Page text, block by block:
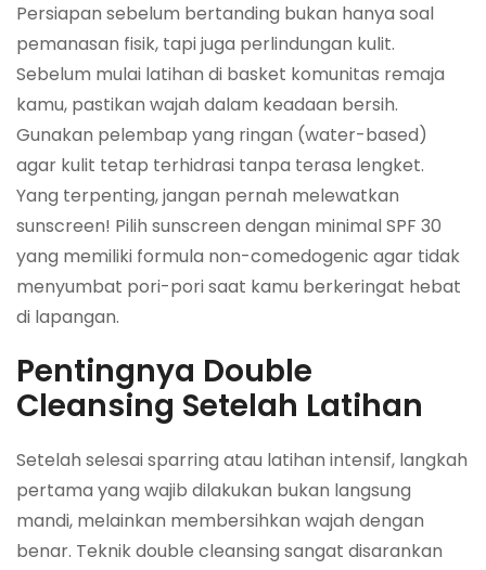
Persiapan sebelum bertanding bukan hanya soal
pemanasan fisik, tapi juga perlindungan kulit.
Sebelum mulai latihan di basket komunitas remaja
kamu, pastikan wajah dalam keadaan bersih.
Gunakan pelembap yang ringan (water-based)
agar kulit tetap terhidrasi tanpa terasa lengket.
Yang terpenting, jangan pernah melewatkan
sunscreen! Pilih sunscreen dengan minimal SPF 30
yang memiliki formula non-comedogenic agar tidak
menyumbat pori-pori saat kamu berkeringat hebat
di lapangan.
Pentingnya Double
Cleansing Setelah Latihan
Setelah selesai sparring atau latihan intensif, langkah
pertama yang wajib dilakukan bukan langsung
mandi, melainkan membersihkan wajah dengan
benar. Teknik double cleansing sangat disarankan